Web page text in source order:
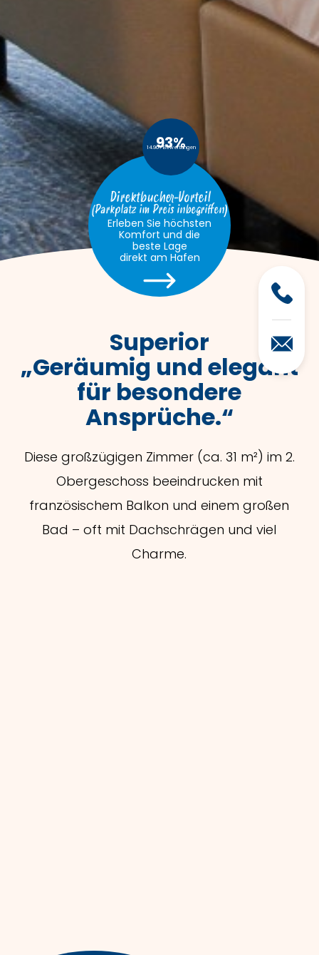
Direktbucher-Vorteil
(Parkplatz im Preis inbegriffen)
Erleben Sie höchsten
Komfort und die
beste Lage
direkt am Hafen
93%
14.967 Bewertungen
Superior
„Geräumig und elegant
für besondere
Ansprüche.“
Diese großzügigen Zimmer (ca. 31 m²) im 2.
Obergeschoss beeindrucken mit
französischem Balkon und einem großen
Bad – oft mit Dachschrägen und viel
Charme.